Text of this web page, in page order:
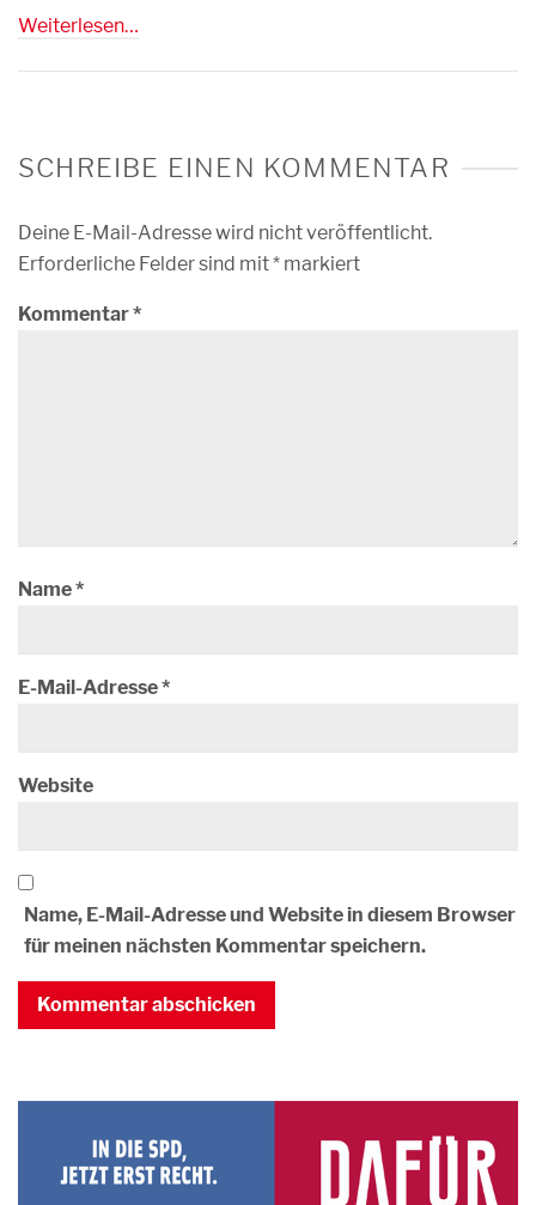
Weiterlesen…
SCHREIBE EINEN KOMMENTAR
Deine E-Mail-Adresse wird nicht veröffentlicht.
Erforderliche Felder sind mit* markiert
Kommentar*
Name*
E-Mail-Adresse*
Website
Name, E-Mail-Adresse und Website in diesem Browser
für meinen nächsten Kommentar speichern.